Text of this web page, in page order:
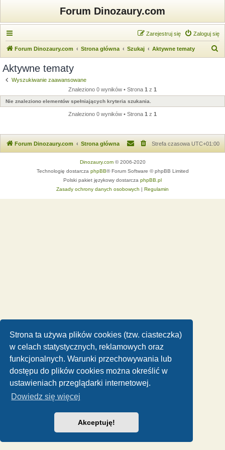
Strona ta używa plików cookies (tzw. ciasteczka)
w celach statystycznych, reklamowych oraz
funkcjonalnych. Warunki przechowywania lub
dostępu do plików cookies można określić w
ustawieniach przeglądarki internetowej.
Dowiedz się więcej
Akceptuję!
Forum Dinozaury.com
Zaloguj się
Zarejestruj się
Forum Dinozaury.com Strona główna Szukaj Aktywne tematy
a
j
Aktywne tematy
Wyszukiwanie zaawansowane
Znaleziono 0 wyników • Strona 1 z 1
Nie znaleziono elementów spełniających kryteria szukania.
Znaleziono 0 wyników • Strona 1 z 1
Forum Dinozaury.com Strona główna Strefa czasowa UTC+01:00
Dinozaury.com© 2006-2020
Technologię dostarcza phpBB® Forum Software © phpBB Limited
Polski pakiet językowy dostarcza phpBB.pl
Zasady ochrony danych osobowych | Regulamin